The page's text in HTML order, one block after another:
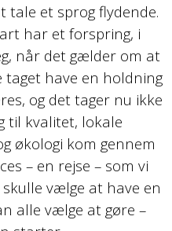
et sprog flydende.
har et forspring, i
når det gælder om at
taget have en holdning
og det tager nu ikke
til kvalitet, lokale
økologi kom gennem
– en rejse – som vi
vælge at have en
alle vælge at gøre –